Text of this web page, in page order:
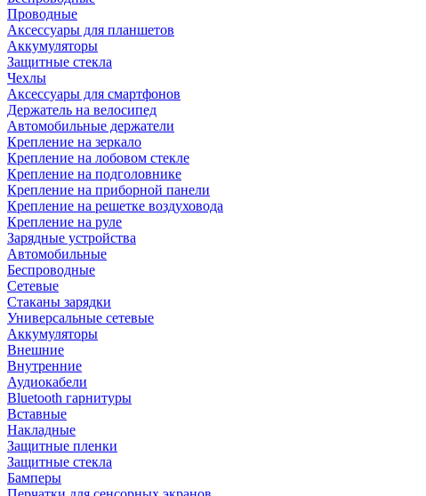
Проводные
Аксессуары для планшетов
Аккумуляторы
Защитные стекла
Чехлы
Аксессуары для смартфонов
Держатель на велосипед
Автомобильные держатели
Крепление на зеркало
Крепление на лобовом стекле
Крепление на подголовнике
Крепление на приборной панели
Крепление на решетке воздуховода
Крепление на руле
Зарядные устройства
Автомобильные
Беспроводные
Сетевые
Стаканы зарядки
Универсальные сетевые
Аккумуляторы
Внешние
Внутренние
Аудиокабели
Bluetooth гарнитуры
Вставные
Накладные
Защитные пленки
Защитные стекла
Бамперы